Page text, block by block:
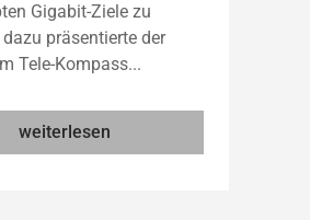
Gigabit-Ziele zu
dazu präsentierte der
Tele-Kompass...
weiterlesen